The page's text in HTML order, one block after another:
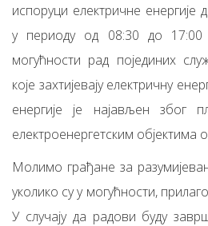
испоруци електричне енергије
у периоду од 08:30 до
могућности рад појединих
које захтијевају електричну
енергије је најављен због
електроенергетским
Молимо грађане за
уколико су у могућности,
У случају да радови буду